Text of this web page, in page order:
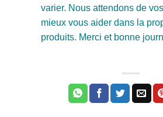
varier. Nous attendons de
mieux vous aider dans la
produits. Merci et bonne